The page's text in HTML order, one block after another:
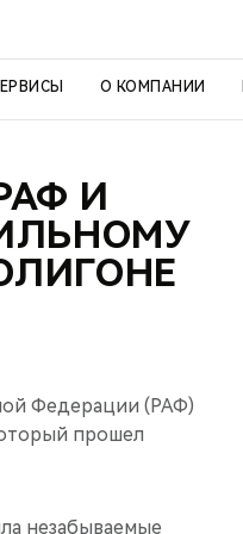
О КОМПАНИИ
И
Федерации (РАФ)
прошел
незабываемые